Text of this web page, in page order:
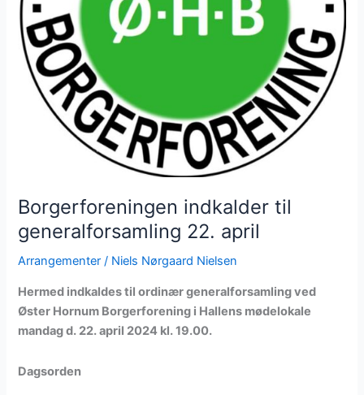
Borgerforeningen indkalder til
generalforsamling 22. april
Arrangementer / Niels Nørgaard Nielsen
Hermed indkaldes til ordinær generalforsamling ved
Øster Hornum Borgerforening i Hallens mødelokale
mandag d. 22. april 2024 kl. 19.00.
Dagsorden